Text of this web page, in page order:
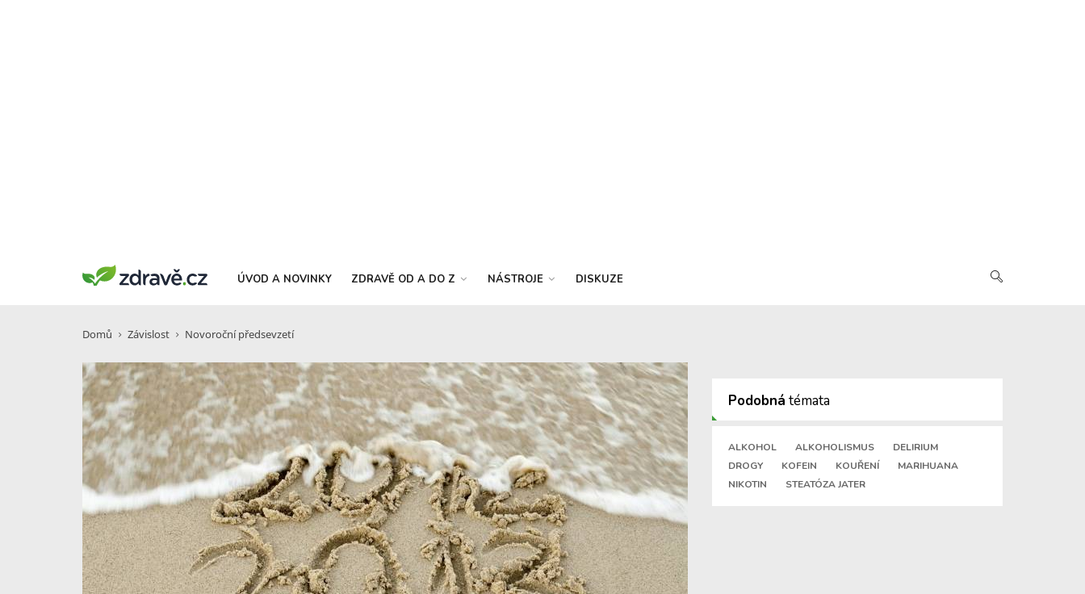
ÚVOD A NOVINKY ZDRAVĚ OD A DO Z NÁSTROJE DISKUZE
Domů Závislost Novoroční předsevzetí
Podobná témata
ALKOHOL ALKOHOLISMUS
DELIRIUM
DROGY
KOFEIN KOUŘENÍ
MARIHUANA
NIKOTIN
STEATÓZA JATER